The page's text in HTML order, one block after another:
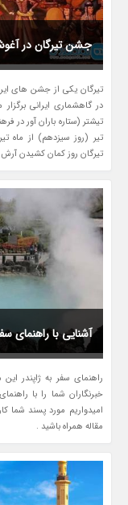
جشن تیرگان در
در گاهشماری ایرانی
تیشتر (ستاره باران آور در
تیر (روز سیزدهم) از ماه
تیرگان روز کمان کشیدن آرش
آشنایی با راهنمای
راهنمای سفر به ژاپندر
خبرنگاران شما را با
امیدواریم مورد پسند شما
مقاله همراه باشید .